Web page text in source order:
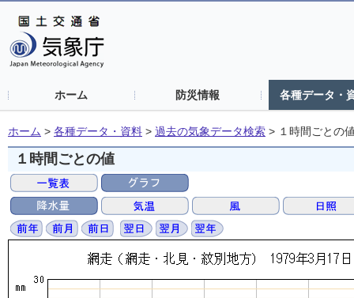
ホーム 防災情報 各種データ・
ホーム > 各種データ・資料 > 過去の気象データ検索 > １時間ごとの
１時間ごとの値